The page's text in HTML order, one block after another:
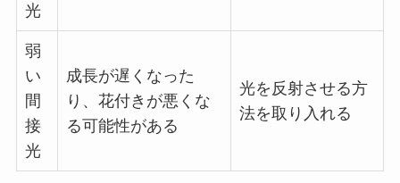
光
弱
い
間
接
光
成長が遅くなった
り、花付きが悪くな
る可能性がある
光を反射させる方
法を取り入れる